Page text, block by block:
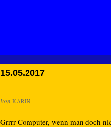
15.05.2017
Von KARIN
Grrrr Computer, wenn man doch